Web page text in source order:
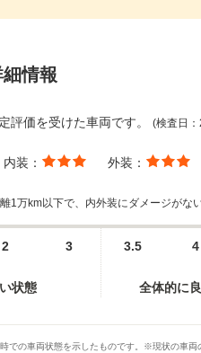
情報
評価を受けた車両です。 (検査日
内装： 外装：
1万km以下で、内外装にダメージがな
2 3
状態
3.5 4
全体的に
での車両状態を示したものです。※現状の車